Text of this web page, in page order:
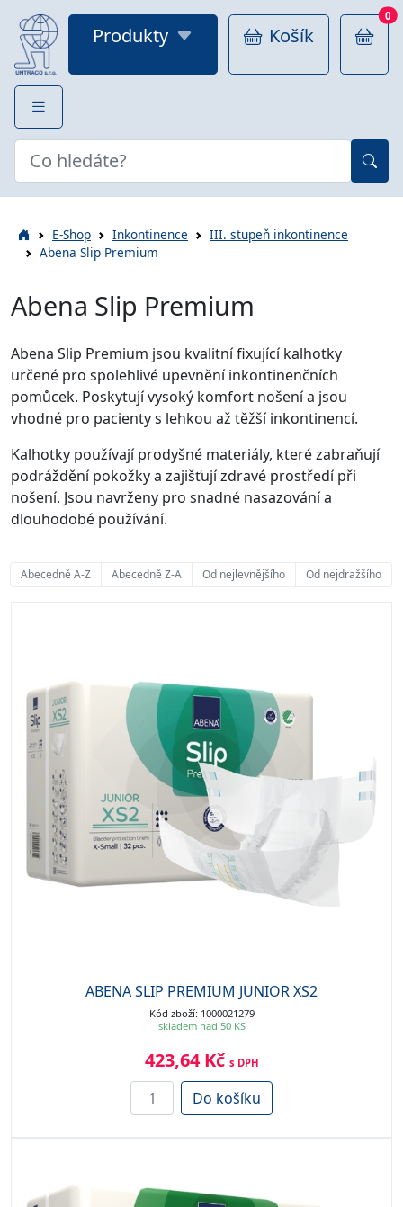
Produkty Košík
0
E-Shop Inkontinence
III. stupeň inkontinence
Abena Slip Premium
Abena Slip Premium
Abena Slip Premium jsou kvalitní fixující kalhotky
určené pro spolehlivé upevnění inkontinenčních
pomůcek. Poskytují vysoký komfort nošení a jsou
vhodné pro pacienty s lehkou až těžší inkontinencí.
Kalhotky používají prodyšné materiály, které zabraňují
podráždění pokožky a zajišťují zdravé prostředí při
nošení. Jsou navrženy pro snadné nasazování a
dlouhodobé používání.
Abecedně A-Z Abecedně Z-A Od nejlevnějšího Od nejdražšího
ABENA SLIP PREMIUM JUNIOR XS2
Kód zboží: 1000021279
skladem nad 50 KS
423,64 Kč s DPH
Do košíku